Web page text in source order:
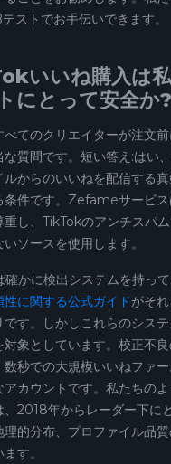
ストでお手伝いできます。
いいね購入は
にとって安全か?
べてのクリエイターが注文
な質問です。短い答え:はい
ルからのいいねを配信する
条件です。Zefameサービ
重し、TikTokのアンチスパ
ソースを使用します。
かに検出システムを持って
性に関する公式ガイドがそ
です。しかしこれらのシス
対象としています。校正不
数秒での大規模いいねファ
アカウントです。私たちの
、2018年からレーダー下に
理的分布、プロファイル品
す。